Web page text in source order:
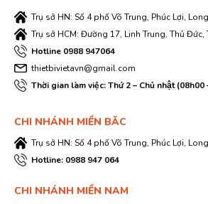
Trụ sở HN: Số 4 phố Võ Trung, Phúc Lợi,
Trụ sở HCM: Đường 17, Linh Trung, Thủ Đức,
Hotline 0988 947064
thietbivietavn@gmail.com
Thời gian làm việc: Thứ 2 – Chủ nhật (08h00
CHI NHÁNH MIỀN BĂC
Trụ sở HN: Số 4 phố Võ Trung, Phúc Lợi,
Hotline: 0988 947 064
CHI NHÁNH MIỀN NAM